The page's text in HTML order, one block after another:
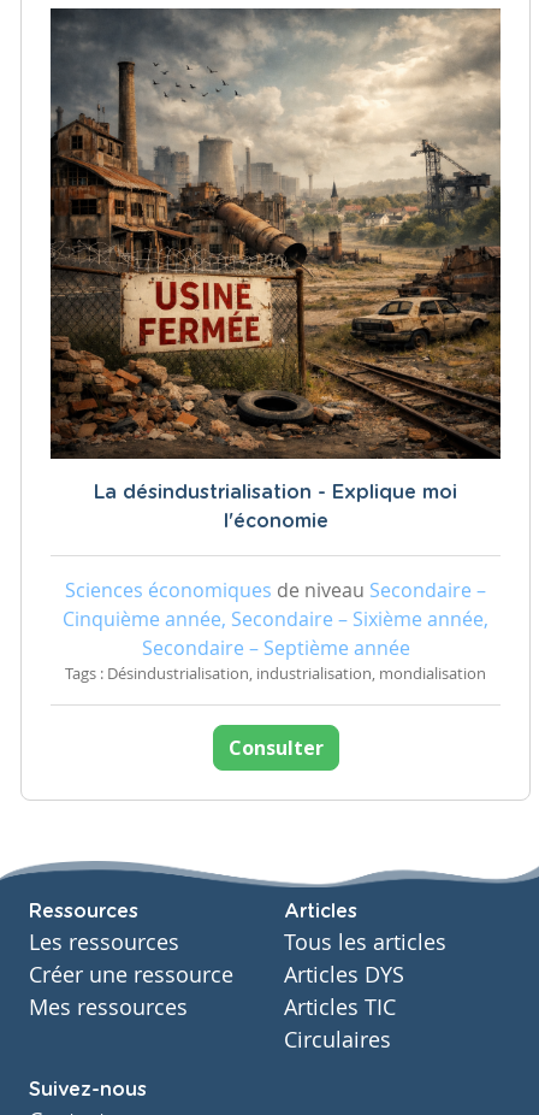
La désindustrialisation - Explique moi
l'économie
Sciences économiques de niveau Secondaire –
Cinquième année, Secondaire – Sixième année,
Secondaire – Septième année
Tags : Désindustrialisation, industrialisation, mondialisation
Consulter
Ressources
Les ressources
Créer une ressource
Mes ressources
Articles
Tous les articles
Articles DYS
Articles TIC
Circulaires
Suivez-nous